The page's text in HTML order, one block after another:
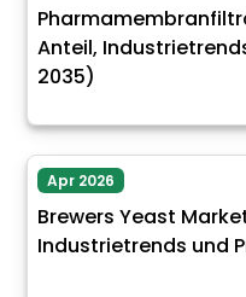
Anteil,
2035)
Apr 2026
Brewers Yeast
Industrietrends und